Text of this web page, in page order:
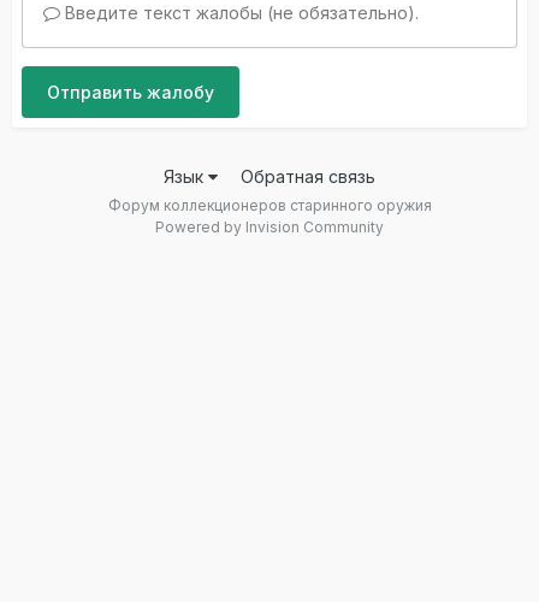
Введите текст жалобы (не обязательно).
Отправить жалобу
Язык Обратная связь
Форум коллекционеров старинного оружия
Powered by Invision Community